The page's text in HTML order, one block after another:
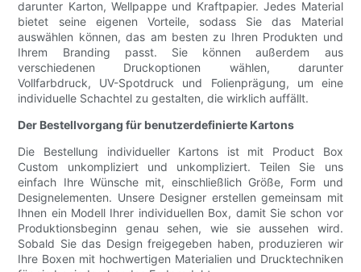
darunter Karton, Wellpappe und Kraftpapier. Jedes Material
bietet seine eigenen Vorteile, sodass Sie das Material
auswählen können, das am besten zu Ihren Produkten und
Ihrem Branding passt. Sie können außerdem aus
verschiedenen Druckoptionen wählen, darunter
Vollfarbdruck, UV-Spotdruck und Folienprägung, um eine
individuelle Schachtel zu gestalten, die wirklich auffällt.
Der Bestellvorgang für benutzerdefinierte Kartons
Die Bestellung individueller Kartons ist mit Product Box
Custom unkompliziert und unkompliziert. Teilen Sie uns
einfach Ihre Wünsche mit, einschließlich Größe, Form und
Designelementen. Unsere Designer erstellen gemeinsam mit
Ihnen ein Modell Ihrer individuellen Box, damit Sie schon vor
Produktionsbeginn genau sehen, wie sie aussehen wird.
Sobald Sie das Design freigegeben haben, produzieren wir
Ihre Boxen mit hochwertigen Materialien und Drucktechniken